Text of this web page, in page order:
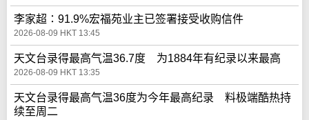
李家超∶91.9%宏福苑业主已签署接受收购信件
2026-08-09 HKT 13:45
天文台录得最高气温36.7度 为1884年有纪录以来最高
2026-08-09 HKT 13:35
天文台录得最高气温36度为今年最高纪录 料极端酷热持
续至周二